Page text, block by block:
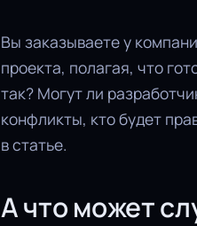
Вы заказываете у
проекта, полагая, что
так? Могут ли
конфликты, кто будет
в статье.
А что может